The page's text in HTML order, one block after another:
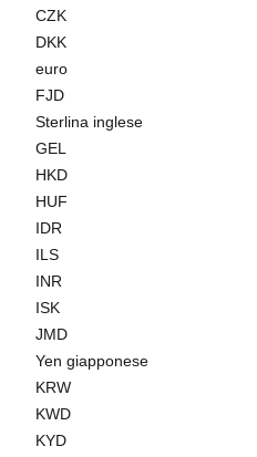
CZK
DKK
euro
FJD
Sterlina inglese
GEL
HKD
HUF
IDR
ILS
INR
ISK
JMD
Yen giapponese
KRW
KWD
KYD